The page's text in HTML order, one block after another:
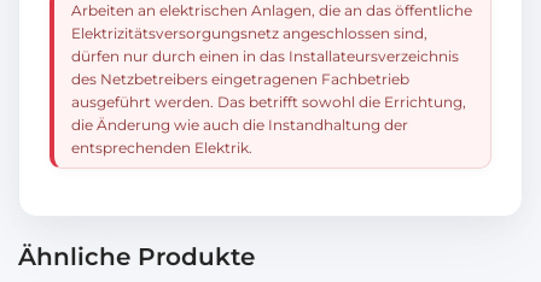
Arbeiten an elektrischen Anlagen, die an das öffentliche
Elektrizitätsversorgungsnetz angeschlossen sind,
dürfen nur durch einen in das Installateursverzeichnis
des Netzbetreibers eingetragenen Fachbetrieb
ausgeführt werden. Das betrifft sowohl die Errichtung,
die Änderung wie auch die Instandhaltung der
entsprechenden Elektrik.
Ähnliche Produkte